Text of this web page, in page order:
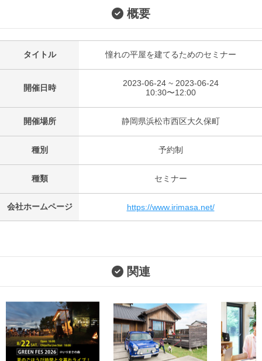
概要
タイトル 憧れの平屋を建てるためのセミナー
開催日時
2023-06-24 ~ 2023-06-24
10:30〜12:00
開催場所 静岡県浜松市西区大久保町
種別 予約制
種類 セミナー
会社ホームページ https://www.irimasa.net/
関連